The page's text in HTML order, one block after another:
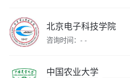
北京电子科技学院
咨询时间：- -
中国农业大学